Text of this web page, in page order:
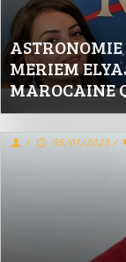
ASTRONOMIE
MERIEM
MAROCAINE
/ 05/01/2025 /